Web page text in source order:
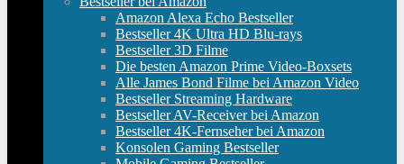
Amazon Alexa Echo Bestseller
Bestseller 4K Ultra HD Blu-rays
Bestseller 3D Filme
Die besten Amazon Prime Video-Boxsets
Alle James Bond Filme bei Amazon Video
Bestseller Streaming Hardware
Bestseller AV-Receiver bei Amazon
Bestseller 4K-Fernseher bei Amazon
Konsolen Gaming Bestseller